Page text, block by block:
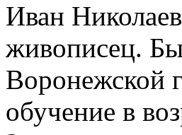
Иван
живописец.
Воронежской
обучение в